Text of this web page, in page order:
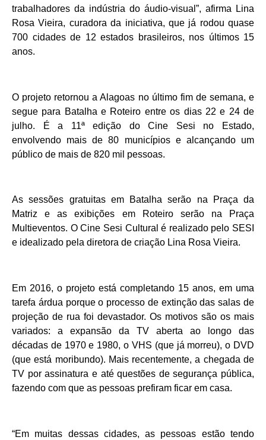
trabalhadores da indústria do áudio-visual”, afirma Lina
Rosa Vieira, curadora da iniciativa, que já rodou quase
700 cidades de 12 estados brasileiros, nos últimos 15
anos.
O projeto retornou a Alagoas no último fim de semana, e
segue para Batalha e Roteiro entre os dias 22 e 24 de
julho. É a 11ª edição do Cine Sesi no Estado,
envolvendo mais de 80 municípios e alcançando um
público de mais de 820 mil pessoas.
As sessões gratuitas em Batalha serão na Praça da
Matriz e as exibições em Roteiro serão na Praça
Multieventos. O Cine Sesi Cultural é realizado pelo SESI
e idealizado pela diretora de criação Lina Rosa Vieira.
Em 2016, o projeto está completando 15 anos, em uma
tarefa árdua porque o processo de extinção das salas de
projeção de rua foi devastador. Os motivos são os mais
variados: a expansão da TV aberta ao longo das
décadas de 1970 e 1980, o VHS (que já morreu), o DVD
(que está moribundo). Mais recentemente, a chegada de
TV por assinatura e até questões de segurança pública,
fazendo com que as pessoas prefiram ficar em casa.
“Em muitas dessas cidades, as pessoas estão tendo